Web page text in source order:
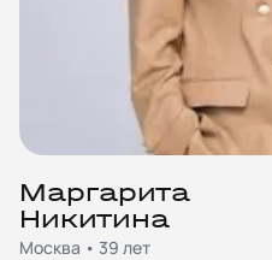
Маргарита
Никитина
Москва • 39 лет